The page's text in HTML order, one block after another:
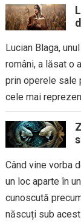
Lucian Blaga,
români, a lăsat o
prin operele sale
cele mai
Când vine vorba
un loc aparte în
cunoscută
născuți sub